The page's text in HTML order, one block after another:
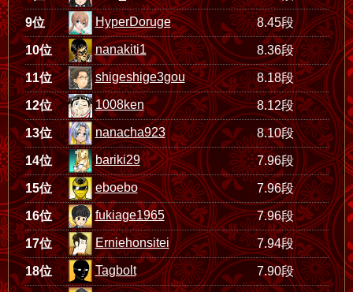
9位 HyperDoruge 8.45段
10位 nanakiti1 8.36段
11位 shigeshige3gou 8.18段
12位 1008ken 8.12段
13位 nanacha923 8.10段
14位 bariki29 7.96段
15位 eboebo 7.96段
16位 fukiage1965 7.96段
17位 Erniehonsitei 7.94段
18位 Tagbolt 7.90段